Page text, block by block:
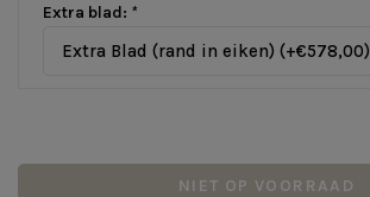
Extra blad: *
Extra Blad (rand in eiken) (+€578,00)
NIET OP VOORRAAD